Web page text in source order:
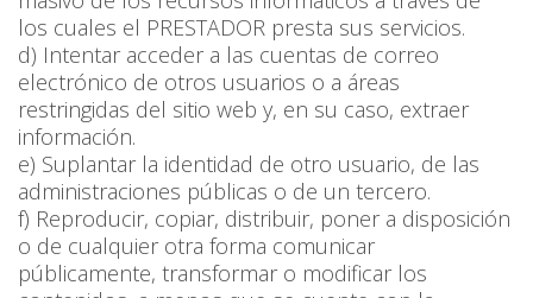
los cuales el PRESTADOR presta sus servicios.
d) Intentar acceder a las cuentas de correo
electrónico de otros usuarios o a áreas
restringidas del sitio web y, en su caso, extraer
información.
e) Suplantar la identidad de otro usuario, de las
administraciones públicas o de un tercero.
f) Reproducir, copiar, distribuir, poner a disposición
o de cualquier otra forma comunicar
públicamente, transformar o modificar los